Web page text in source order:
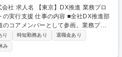
務プロ
容 ■全社DX推進部
コアメンバーとして参画。業務プロ
実行支援（企画～開発・実装・運用
抱える課題を解決するための比較的小
り 時短勤務あり
退職金あり
み